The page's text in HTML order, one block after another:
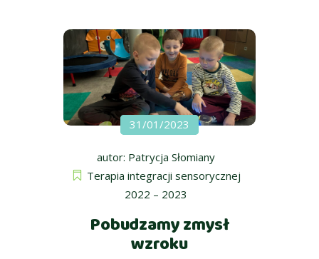
31/01/2023
autor: Patrycja Słomiany
Terapia integracji sensorycznej
2022 – 2023
Pobudzamy zmysł
wzroku